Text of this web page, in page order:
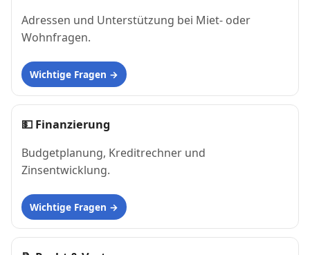
Adressen und Unterstützung bei Miet- oder
Wohnfragen.
Wichtige Fragen
💵 Finanzierung
Budgetplanung, Kreditrechner und
Zinsentwicklung.
Wichtige Fragen